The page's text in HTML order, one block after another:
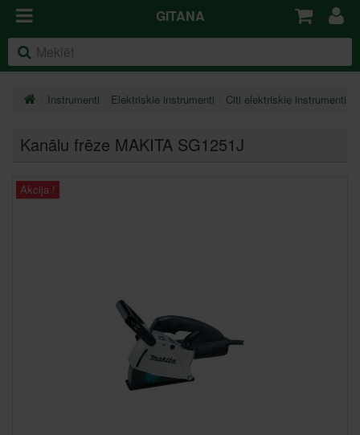
GITANA
Instrumenti Elektriskie instrumenti Citi elektriskie instrumenti
Kanālu frēze MAKITA SG1251J
Akcija !